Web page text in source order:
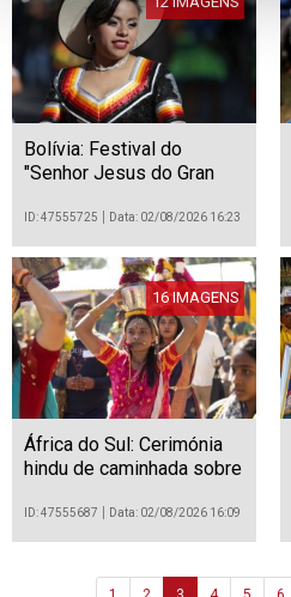
Bolívia: Festival do
"Senhor Jesus do Gran
Poder" em La Paz
16 IMAGENS
África do Sul: Cerimónia
hindu de caminhada sobre
brasas em Benoni
1 2 3 4 5 6